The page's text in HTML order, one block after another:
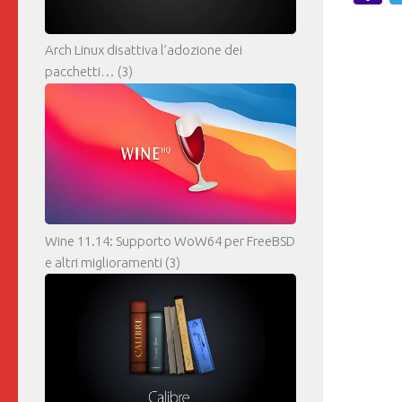
Arch Linux disattiva l’adozione dei
pacchetti… (3)
Wine 11.14: Supporto WoW64 per FreeBSD
e altri miglioramenti (3)